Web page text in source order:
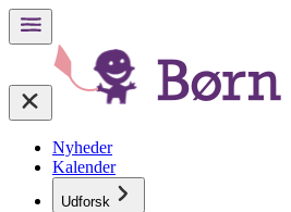
Nyheder
Kalender
Udforsk